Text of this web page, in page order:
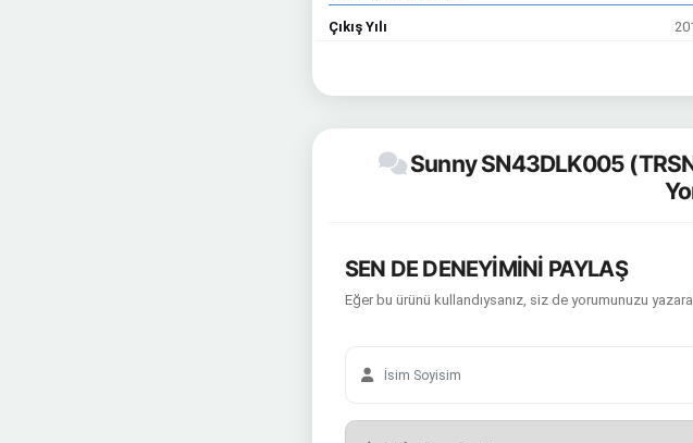
Çıkış Yılı
Sunny SN43DLK005
SEN DE DENEYİMİNİ PAYLAŞ
Eğer bu ürünü kullandıysanız, siz de yorumunuzu